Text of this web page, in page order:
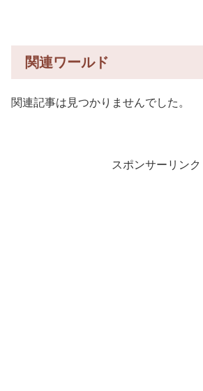
関連ワールド
関連記事は見つかりませんでした。
スポンサーリンク